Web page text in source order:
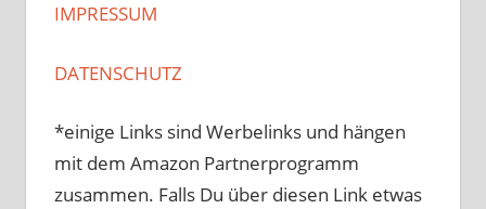
IMPRESSUM
DATENSCHUTZ
*einige Links sind Werbelinks und hängen
mit dem Amazon Partnerprogramm
zusammen. Falls Du über diesen Link etwas